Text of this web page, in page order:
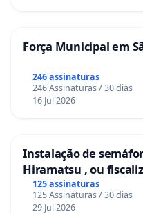
Força Municipal em
246 assinaturas
246 Assinaturas / 30 dias
16 Jul 2026
Instalação de
Hiramatsu , ou
125 assinaturas
125 Assinaturas / 30 dias
29 Jul 2026